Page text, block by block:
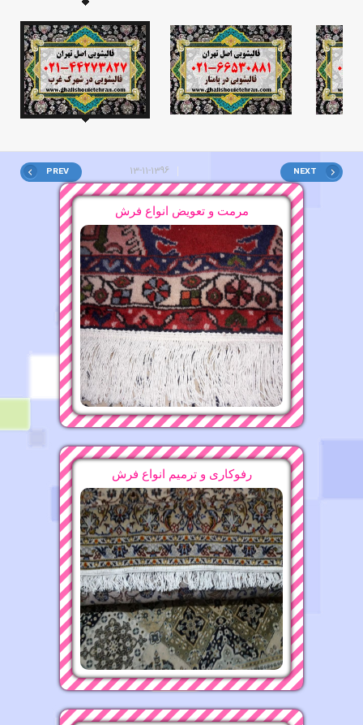
PREV
قالیشویی محدوده خاقانی
قالیشویی محدوده لاله زار ۶۶۵۳۰۸۸۱
قالیشویی محدوده ملک
قالیشویی محدوده شهرک غرب ۸۸۲۱۶۰۷۵
16-11-1396
قالیشویی محدوده پامنار ۶۶۵۳۰۸۸۱
15-11-1396
قالیشویی محدوده زرتشت
16-11-1396
قالیشویی محدوده میدان توحید ۶۶۵۳۰۸۸۱
16-11-1396
قالیشویی محدوده الغدیر ۶۶۵۳۰۸۸۱
16-11-1396
قالیشویی محدوده عباسپور
12-11-1396
قالیشویی محدوده اشرفی اصفهانی ۴۴۴۷۹۲۰۱
09-11-1396
قالیشویی محدوده قیطریه ۲۲۴۷۵۶۳۷
11-11-1396
قالیشویی محدوده درکه ۲۲۴۷۵۶۳۷
15-11-1396
قالیشویی محدوده بلوار کشاورز ۸۸۲۱۶۰۷۵
17-11-1396
قالیشویی محدوده عبدل آباد
15-11-1396
قالیشویی محدوده جم
NEXT
مرمت و تعویض انواع فرش
رفوکاری و ترمیم انواع فرش